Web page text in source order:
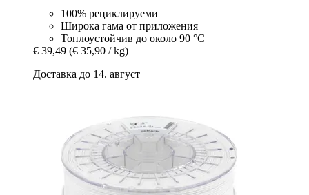
100% рециклируеми
Широка гама от приложения
Топлоустойчив до около 90 °C
€ 39,49 (€ 35,90 / kg)
Доставка до 14. август